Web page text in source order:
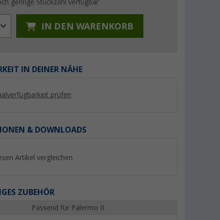
geringe Stückzahl verfügbar
IN DEN WARENKORB
IN DEINER NÄHE
prüfen
& DOWNLOADS
Artikel vergleichen
ZUBEHÖR
Passend für Palermo II
Anbauhöhe 180 - 220 cm